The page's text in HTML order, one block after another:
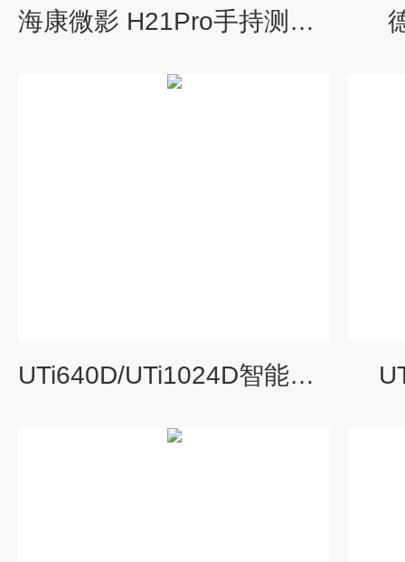
海康微影 H21Pro手持测温热像仪
UTi640D/UTi1024D智能相机式红外热成像仪